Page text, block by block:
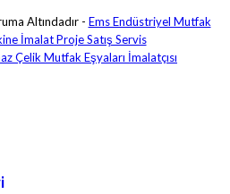
Altındadır - Ems Endüstriyel Mutfak
İmalat Proje Satış Servis